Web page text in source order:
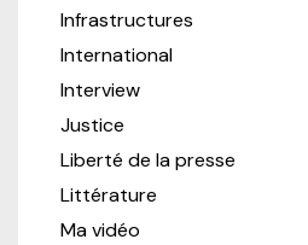
Infrastructures
International
Interview
Justice
Liberté de la presse
Littérature
Ma vidéo